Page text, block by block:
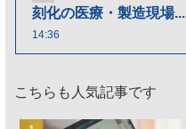
刻化の医療・製造現場...
14:36
こちらも人気記事です